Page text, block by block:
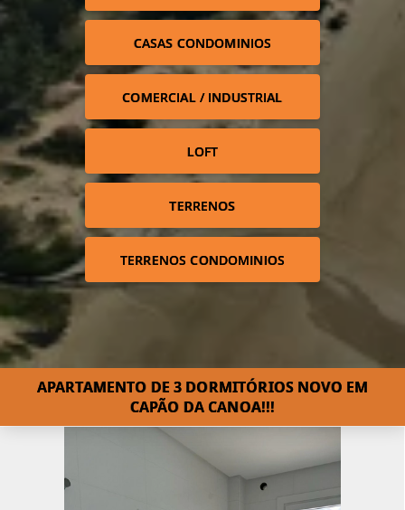
CASAS CONDOMINIOS
COMERCIAL / INDUSTRIAL
LOFT
TERRENOS
TERRENOS CONDOMINIOS
APARTAMENTO DE 3 DORMITÓRIOS NOVO EM
CAPÃO DA CANOA!!!